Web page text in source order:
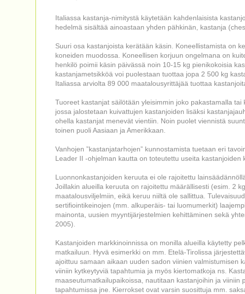
Italiassa kastanja-nimitystä käytetään kahdenlaisista
hedelmä sisältää ainoastaan yhden pähkinän, kastanja
Suuri osa kastanjoista kerätään käsin. Koneellistamista on
koneiden muodossa. Koneellisen korjuun ongelmana on
henkilö poimii käsin päivässä noin 10-15 kg pienikokoisia
kastanjametsikköä voi puolestaan tuottaa jopa 2 500 kg
Italiassa arviolta 89 000 maatalousyrittäjää tuottaa
Tuoreet kastanjat säilötään yleisimmin joko pakastamalla
jossa jalostetaan kuivattujen kastanjoiden lisäksi
ohella kastanjat menevät vientiin. Noin puolet viennistä
toinen puoli Aasiaan ja Amerikkaan.
Vanhojen ”kastanjatarhojen” kunnostamista tuetaan eri
Leader II -ohjelman kautta on toteutettu useita kastanjoiden
Luonnonkastanjoiden keruuta ei ole rajoitettu
Joillakin alueilla keruuta on rajoitettu määrällisesti (esim. 2
maatalousviljelmiin, eikä keruu niiltä ole sallittua.
sertifiointikeinojen (mm. alkuperäis- tai luomumerkit)
mainonta, uusien myyntijärjestelmien kehittäminen sekä
2005).
Kastanjoiden markkinoinnissa on monilla alueilla käytetty
matkailuun. Hyvä esimerkki on mm. Etelä-Tirolissa
ajoittuu samaan aikaan uuden sadon viinien valmistumisen
viiniin kytkeytyviä tapahtumia ja myös kiertomatkoja ns.
maaseutumatkailupaikoissa, nautitaan kastanjoihin ja
tapahtumissa jne. Kierrokset ovat varsin suosittuja mm.